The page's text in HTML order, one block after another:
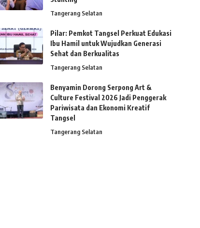
Tangerang Selatan
Pilar: Pemkot Tangsel Perkuat Edukasi
Ibu Hamil untuk Wujudkan Generasi
Sehat dan Berkualitas
Tangerang Selatan
Benyamin Dorong Serpong Art &
Culture Festival 2026 Jadi Penggerak
Pariwisata dan Ekonomi Kreatif
Tangsel
Tangerang Selatan